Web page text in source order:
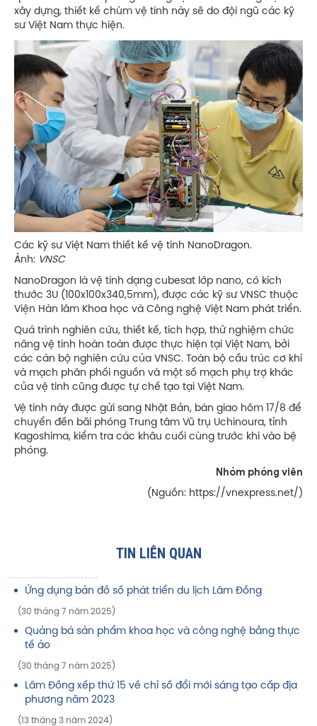
xây dựng, thiết kế chùm vệ tinh này sẽ do đội ngũ các kỹ
sư Việt Nam thực hiện.
Các kỹ sư Việt Nam thiết kế vệ tinh NanoDragon.
Ảnh: VNSC
NanoDragon là vệ tinh dạng cubesat lớp nano, có kích
thước 3U (100x100x340,5mm), được các kỹ sư VNSC thuộc
Viện Hàn lâm Khoa học và Công nghệ Việt Nam phát triển.
Quá trình nghiên cứu, thiết kế, tích hợp, thử nghiệm chức
năng vệ tinh hoàn toàn được thực hiện tại Việt Nam, bởi
các cán bộ nghiên cứu của VNSC. Toàn bộ cấu trúc cơ khí
và mạch phân phối nguồn và một số mạch phụ trợ khác
của vệ tinh cũng được tự chế tạo tại Việt Nam.
Vệ tinh này được gửi sang Nhật Bản, bàn giao hôm 17/8 để
chuyển đến bãi phóng Trung tâm Vũ trụ Uchinoura, tỉnh
Kagoshima, kiểm tra các khâu cuối cùng trước khi vào bệ
phóng.
Nhóm phóng viên
(Nguồn: https://vnexpress.net/)
TIN LIÊN QUAN
Ứng dụng bản đồ số phát triển du lịch Lâm Đồng
(30 tháng 7 năm 2025)
Quảng bá sản phẩm khoa học và công nghệ bằng thực
tế ảo
(30 tháng 7 năm 2025)
Lâm Đồng xếp thứ 15 về chỉ số đổi mới sáng tạo cấp địa
phương năm 2023
(13 tháng 3 năm 2024)